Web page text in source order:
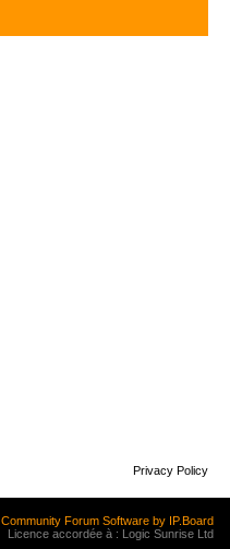
Privacy Policy
Community Forum Software by IP.Board
Licence accordée à : Logic Sunrise Ltd